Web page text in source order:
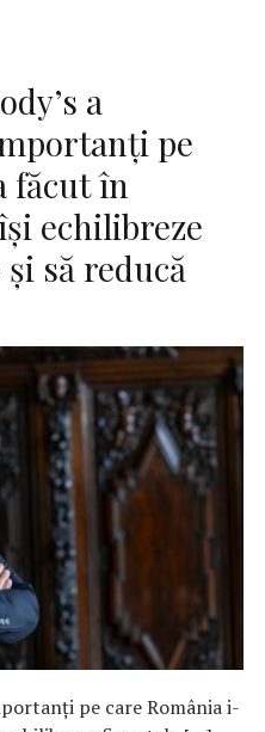
a
pe
făcut în
echilibreze
să reducă
pe care România i-